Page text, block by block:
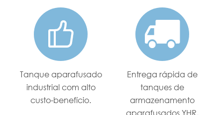

Tanque aparafusado
industrial com alto
custo-benefício.

Entrega rápida de
tanques de
armazenamento